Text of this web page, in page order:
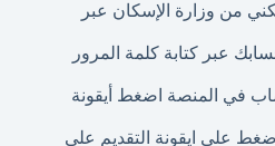
من وزارة الإسكان عبر
عبر كتابة كلمة المرور
في المنصة اضغط أيقونة
على ايقونة التقديم على